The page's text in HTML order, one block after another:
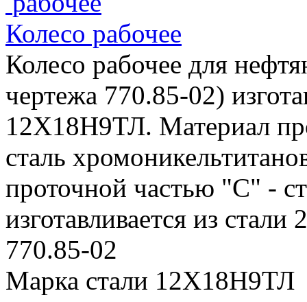
Колесо рабочее
Колесо рабочее для
чертежа 770.85-02)
12Х18Н9ТЛ. Материал
сталь
проточной частью "С" -
изготавливается из
770.85-02
Марка стали 12Х18Н9ТЛ